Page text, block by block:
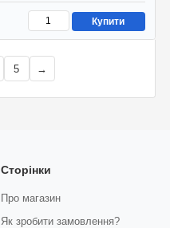
Купити
5 →
Сторінки
Про магазин
Як зробити замовлення?